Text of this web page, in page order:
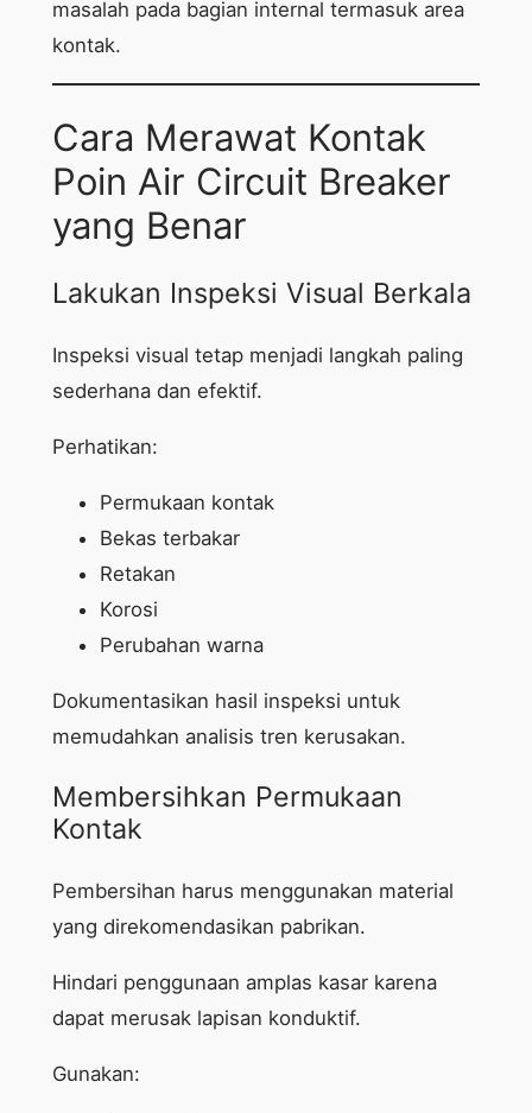
masalah pada bagian internal termasuk area
kontak.
Cara Merawat Kontak
Poin Air Circuit Breaker
yang Benar
Lakukan Inspeksi Visual Berkala
Inspeksi visual tetap menjadi langkah paling
sederhana dan efektif.
Perhatikan:
Permukaan kontak
Bekas terbakar
Retakan
Korosi
Perubahan warna
Dokumentasikan hasil inspeksi untuk
memudahkan analisis tren kerusakan.
Membersihkan Permukaan
Kontak
Pembersihan harus menggunakan material
yang direkomendasikan pabrikan.
Hindari penggunaan amplas kasar karena
dapat merusak lapisan konduktif.
Gunakan: